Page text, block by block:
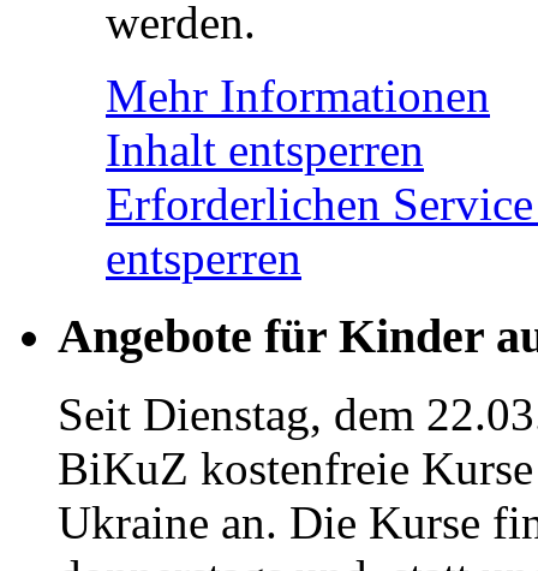
werden.
Mehr Informationen
Inhalt entsperren
Erforderlichen
entsperren
Angebote für Kinder
Seit Dienstag, dem
BiKuZ kostenfreie
Ukraine an. Die Kurse